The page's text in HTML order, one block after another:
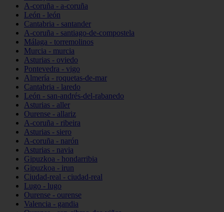
A-coruña - a-coruña
León - león
Cantabria - santander
A-coruña - santiago-de-compostela
Málaga - torremolinos
Murcia - murcia
Asturias - oviedo
Pontevedra - vigo
Almería - roquetas-de-mar
Cantabria - laredo
León - san-andrés-del-rabanedo
Asturias - aller
Ourense - allariz
A-coruña - ribeira
Asturias - siero
A-coruña - narón
Asturias - navia
Gipuzkoa - hondarribia
Gipuzkoa - irun
Ciudad-real - ciudad-real
Lugo - lugo
Ourense - ourense
Valencia - gandia